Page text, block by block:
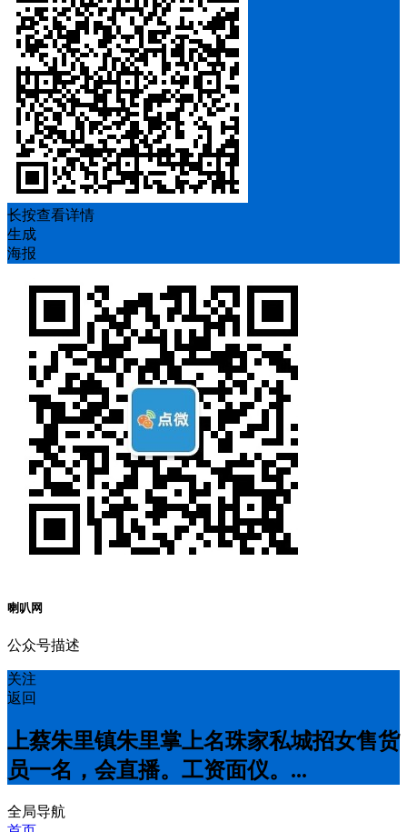
长按查看详情
生成
海报
喇叭网
公众号描述
关注
返回
上蔡朱里镇朱里掌上名珠家私城招女售货
员一名，会直播。工资面仪。...
全局导航